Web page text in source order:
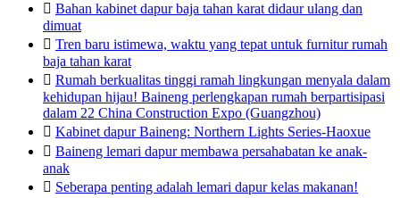
 Bahan kabinet dapur baja tahan karat didaur ulang dan
dimuat
 Tren baru istimewa, waktu yang tepat untuk furnitur rumah
baja tahan karat
 Rumah berkualitas tinggi ramah lingkungan menyala dalam
kehidupan hijau! Baineng perlengkapan rumah berpartisipasi
dalam 22 China Construction Expo (Guangzhou)
 Kabinet dapur Baineng: Northern Lights Series-Haoxue
 Baineng lemari dapur membawa persahabatan ke anak-
anak
 Seberapa penting adalah lemari dapur kelas makanan!